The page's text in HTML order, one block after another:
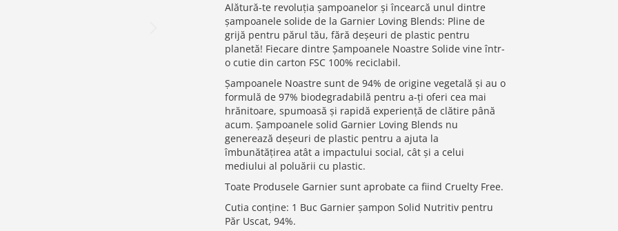
Alătură-te revoluția șampoanelor și încearcă unul dintre
șampoanele solide de la Garnier Loving Blends: Pline de
grijă pentru părul tău, fără deșeuri de plastic pentru
planetă! Fiecare dintre Șampoanele Noastre Solide vine într-
o cutie din carton FSC 100% reciclabil.
Șampoanele Noastre sunt de 94% de origine vegetală și au o
formulă de 97% biodegradabilă pentru a-ți oferi cea mai
hrănitoare, spumoasă și rapidă experiență de clătire până
acum. Șampoanele solid Garnier Loving Blends nu
generează deșeuri de plastic pentru a ajuta la
îmbunătățirea atât a impactului social, cât și a celui
mediului al poluării cu plastic.
Toate Produsele Garnier sunt aprobate ca fiind Cruelty Free.
Cutia conține: 1 Buc Garnier șampon Solid Nutritiv pentru
Păr Uscat, 94%.